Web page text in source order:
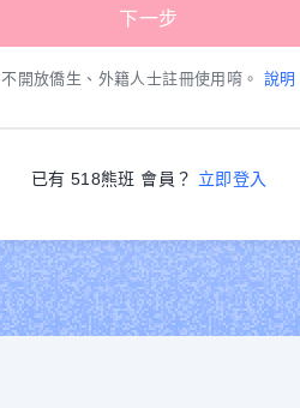
不開放僑生、外籍人士註冊使用唷。 說明
已有 518熊班 會員？ 立即登入